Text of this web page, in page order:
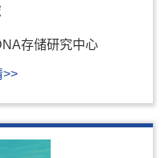
存储研究中心
>>